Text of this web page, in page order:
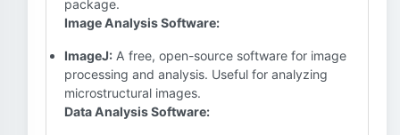
package.
Image Analysis Software:
ImageJ: A free, open-source software for image
processing and analysis. Useful for analyzing
microstructural images.
Data Analysis Software: